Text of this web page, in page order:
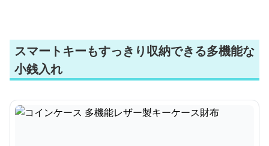
スマートキーもすっきり収納できる多機能な
小銭入れ